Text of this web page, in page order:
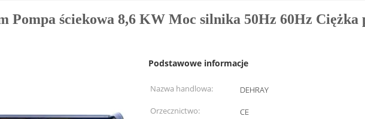
Pompa ściekowa 8,6 KW Moc silnika 50Hz 60Hz Ciężka
Podstawowe informacje
Nazwa handlowa:
DEHRAY
Orzecznictwo:
CE